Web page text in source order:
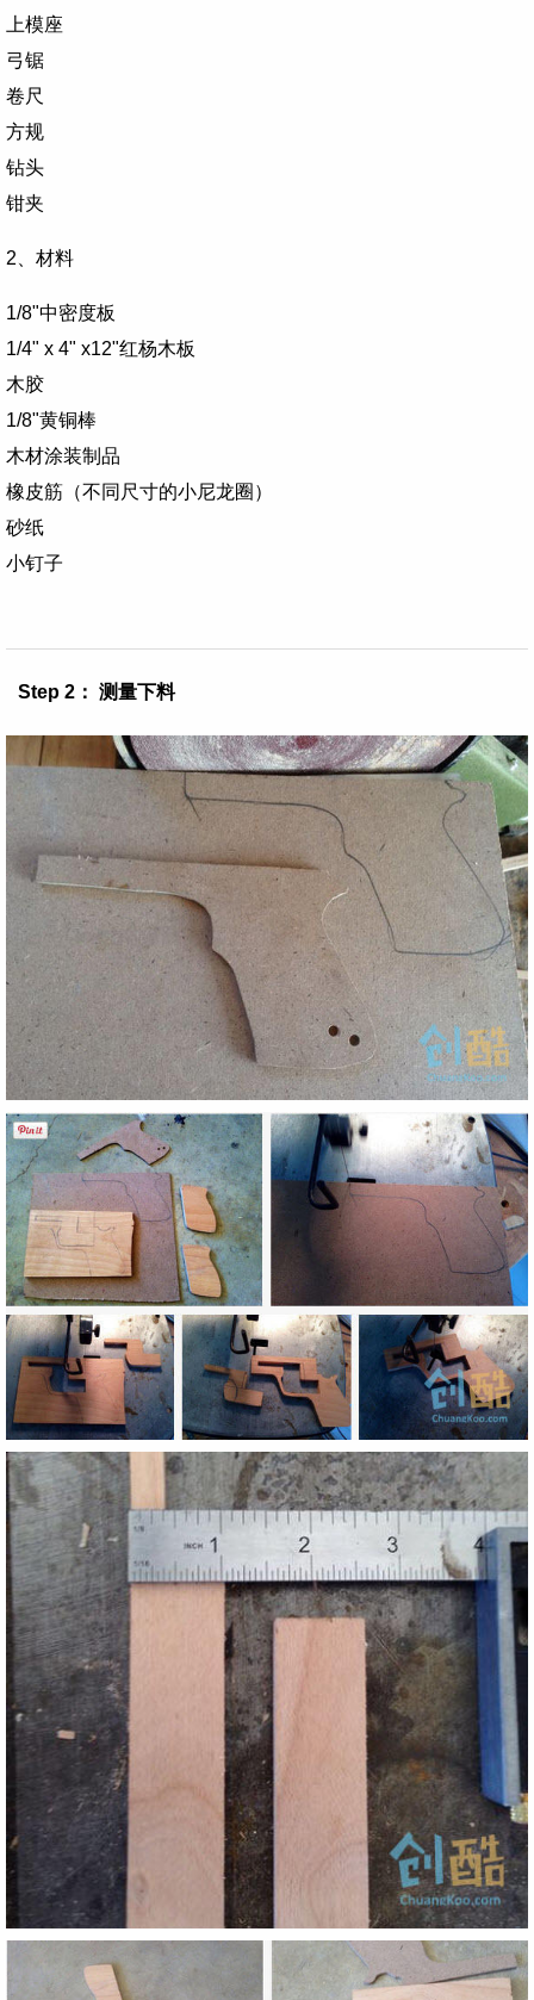
上模座
弓锯
卷尺
方规
钻头
钳夹
2、材料
1/8"中密度板
1/4" x 4" x12"红杨木板
木胶
1/8"黄铜棒
木材涂装制品
橡皮筋（不同尺寸的小尼龙圈）
砂纸
小钉子
Step 2： 测量下料